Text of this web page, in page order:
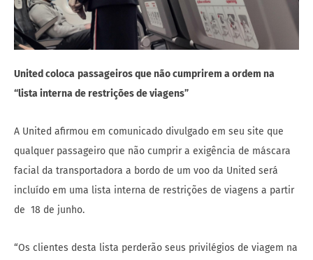
United coloca passageiros que não cumprirem a ordem na
“lista interna de restrições de viagens”
A United afirmou em comunicado divulgado em seu site que
qualquer passageiro que não cumprir a exigência de máscara
facial da transportadora a bordo de um voo da United será
incluído em uma lista interna de restrições de viagens a partir
de 18 de junho.
“Os clientes desta lista perderão seus privilégios de viagem na